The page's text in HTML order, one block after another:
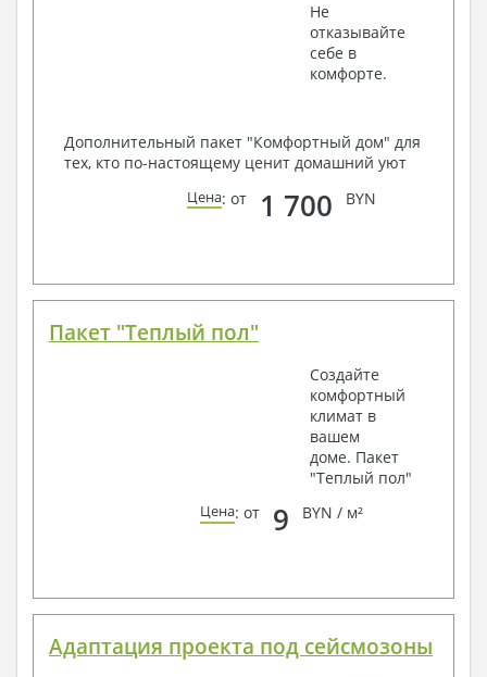
Не
отказывайте
себе в
комфорте.
Дополнительный пакет "Комфортный дом" для
тех, кто по-настоящему ценит домашний уют
Цена: от 1 700 BYN
Пакет "Теплый пол"
Создайте
комфортный
климат в
вашем
доме. Пакет
"Теплый пол"
Цена: от 9 BYN / м²
Адаптация проекта под сейсмозоны